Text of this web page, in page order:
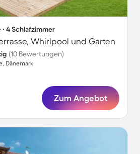
∙ 4 Schlafzimmer
Whirlpool und Garten
(10 Bewertungen)
Dänemark
Zum Angebot